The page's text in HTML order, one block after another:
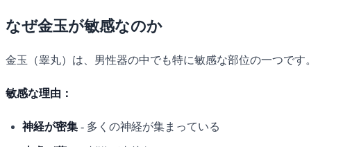
なぜ金玉が敏感なのか
金玉（睾丸）は、男性器の中でも特に敏感な部位の一つです。
敏感な理由：
神経が密集 - 多くの神経が集まっている